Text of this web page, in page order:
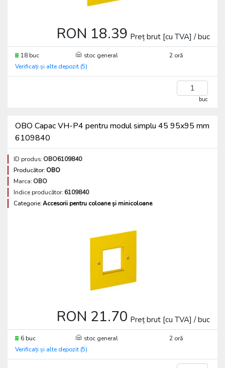
RON 18.39 Preț brut [cu TVA] / buc
18 buc stoc general
2 oră
Verificați și alte depozit (5)
buc
OBO Capac VH-P4 pentru modul simplu 45 95x95 mm
6109840
ID produs: OBO6109840
Producător: OBO
Marca: OBO
Indice producător: 6109840
Categorie:Accesorii pentru coloane și minicoloane
RON 21.70 Preț brut [cu TVA] / buc
6 buc stoc general
2 oră
Verificați și alte depozit (5)